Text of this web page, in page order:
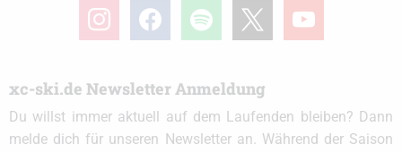
instagramfacebook spotify youtube
xc-ski.de Newsletter Anmeldung
Du willst immer aktuell auf dem Laufenden bleiben? Dann
melde dich für unseren Newsletter an. Während der Saison